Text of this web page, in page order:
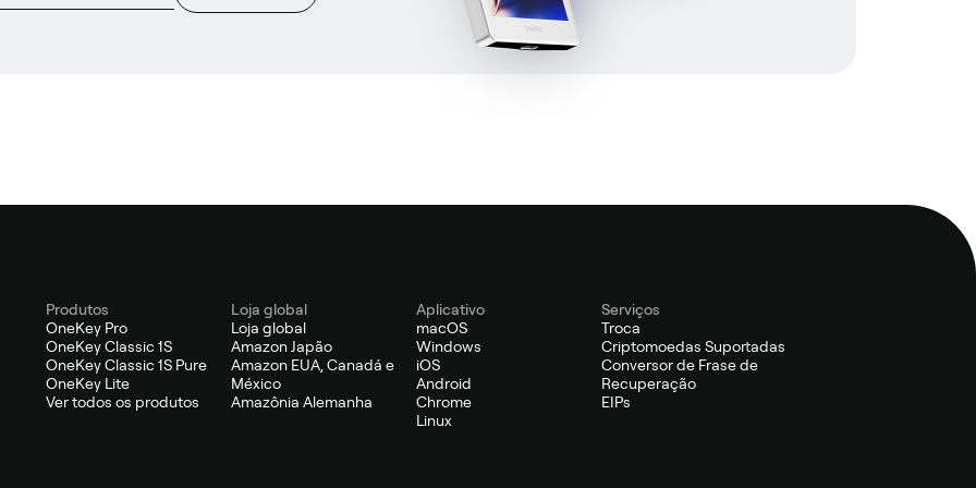
Produtos
OneKey Pro
OneKey Classic 1S
OneKey Classic 1S Pure
OneKey Lite
Ver todos os produtos
Loja global
Loja global
Amazon Japão
Amazon EUA, Canadá e
México
Amazônia Alemanha
Aplicativo
macOS
Windows
iOS
Android
Chrome
Linux
Serviços
Troca
Criptomoedas Suportadas
Conversor de Frase de
Recuperação
EIPs